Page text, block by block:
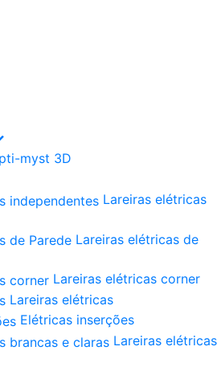
myst 3D
Lareiras elétricas
Lareiras elétricas de
Lareiras elétricas corner
Lareiras elétricas
Elétricas inserções
Lareiras elétricas